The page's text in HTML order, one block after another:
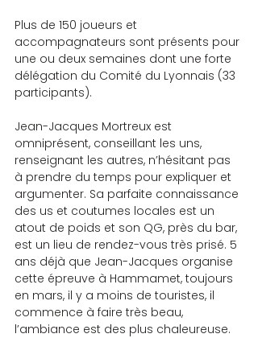
Plus de 150 joueurs et
accompagnateurs sont présents pour
une ou deux semaines dont une forte
délégation du Comité du Lyonnais (33
participants).
Jean-Jacques Mortreux est
omniprésent, conseillant les uns,
renseignant les autres, n’hésitant pas
à prendre du temps pour expliquer et
argumenter. Sa parfaite connaissance
des us et coutumes locales est un
atout de poids et son QG, près du bar,
est un lieu de rendez-vous très prisé. 5
ans déjà que Jean-Jacques organise
cette épreuve à Hammamet, toujours
en mars, il y a moins de touristes, il
commence à faire très beau,
l’ambiance est des plus chaleureuse.